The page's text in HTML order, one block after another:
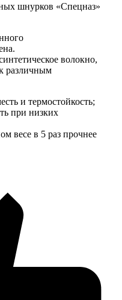
шнурков «Спецназ»
волокно,
различным
и термостойкость;
при низких
весе в 5 раз прочнее